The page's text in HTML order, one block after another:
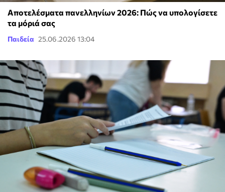
Αποτελέσματα πανελληνίων 2026: Πώς να υπολογίσετε
τα μόριά σας
Παιδεία 25.06.2026 13:04